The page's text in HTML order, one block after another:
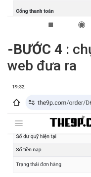
-BƯỚC 4 :
web đưa ra